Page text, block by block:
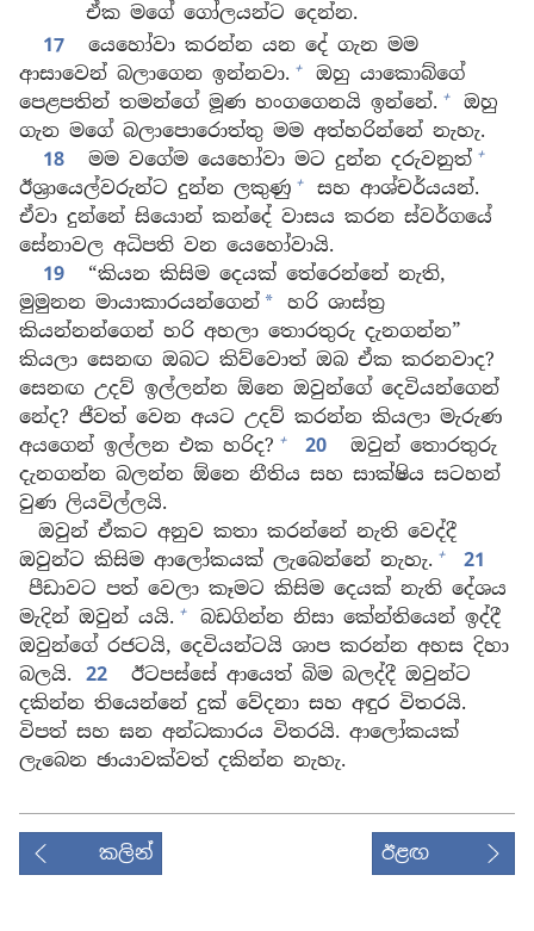
ඒක මගේ ගෝලයන්ට දෙන්න.
17
යෙහෝවා කරන්න යන දේ ගැන මම
ආසාවෙන් බලාගෙන ඉන්නවා. +
ඔහු යාකොබ්ගේ
පෙළපතින් තමන්ගේ මූණ හංගගෙනයි ඉන්නේ. +
ඔහු
ගැන මගේ බලාපොරොත්තු මම අත්හරින්නේ නැහැ.
18
මම වගේම යෙහෝවා මට දුන්න දරුවනුත් +
ඊශ්‍රායෙල්වරුන්ට දුන්න ලකුණු +
සහ ආශ්චර්යයන්.
ඒවා දුන්නේ සියොන් කන්දේ වාසය කරන ස්වර්ගයේ
සේනාවල අධිපති වන යෙහෝවායි.
19
“කියන කිසිම දෙයක් තේරෙන්නේ නැති,
මුමුනන මායාකාරයන්ගෙන් * හරි ශාස්ත්‍ර
කියන්නන්ගෙන් හරි අහලා තොරතුරු දැනගන්න”
කියලා සෙනඟ ඔබට කිව්වොත් ඔබ ඒක කරනවාද?
සෙනඟ උදව් ඉල්ලන්න ඕනෙ ඔවුන්ගේ දෙවියන්ගෙන්
නේද? ජීවත් වෙන අයට උදව් කරන්න කියලා මැරුණ
අයගෙන් ඉල්ලන එක හරිද? + 20
ඔවුන් තොරතුරු
දැනගන්න බලන්න ඕනෙ නීතිය සහ සාක්ෂිය සටහන්
වුණ ලියවිල්ලයි.
ඔවුන් ඒකට අනුව කතා කරන්නේ නැති වෙද්දී
ඔවුන්ට කිසිම ආලෝකයක් ලැබෙන්නේ නැහැ. +
21
පීඩාවට පත් වෙලා කෑමට කිසිම දෙයක් නැති දේශය
මැදින් ඔවුන් යයි. +
බඩගින්න නිසා කේන්තියෙන් ඉද්දී
ඔවුන්ගේ රජටයි, දෙවියන්ටයි ශාප කරන්න අහස දිහා
බලයි.
22
ඊටපස්සේ ආයෙත් බිම බලද්දී ඔවුන්ට
දකින්න තියෙන්නේ දුක් වේදනා සහ අඳුර විතරයි.
විපත් සහ ඝන අන්ධකාරය විතරයි. ආලෝකයක්
ලැබෙන ඡායාවක්වත් දකින්න නැහැ.
කලින් ඊළඟ